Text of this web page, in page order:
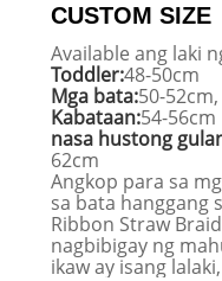
CUSTOM SIZE
Available ang laki
Toddler:48-50cm
Mga bata:50-
Kabataan:54-56cm
nasa hustong
62cm
Angkop para sa
sa bata hanggang
Ribbon Straw
nagbibigay ng
ikaw ay isang